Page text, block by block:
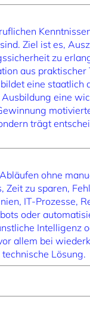
Ziel ist es,
zu
aus
eine staatlich
eine
trägt
ohne
zu sparen,
IT-Prozesse,
oder
Intelligenz
allem bei
Lösung.